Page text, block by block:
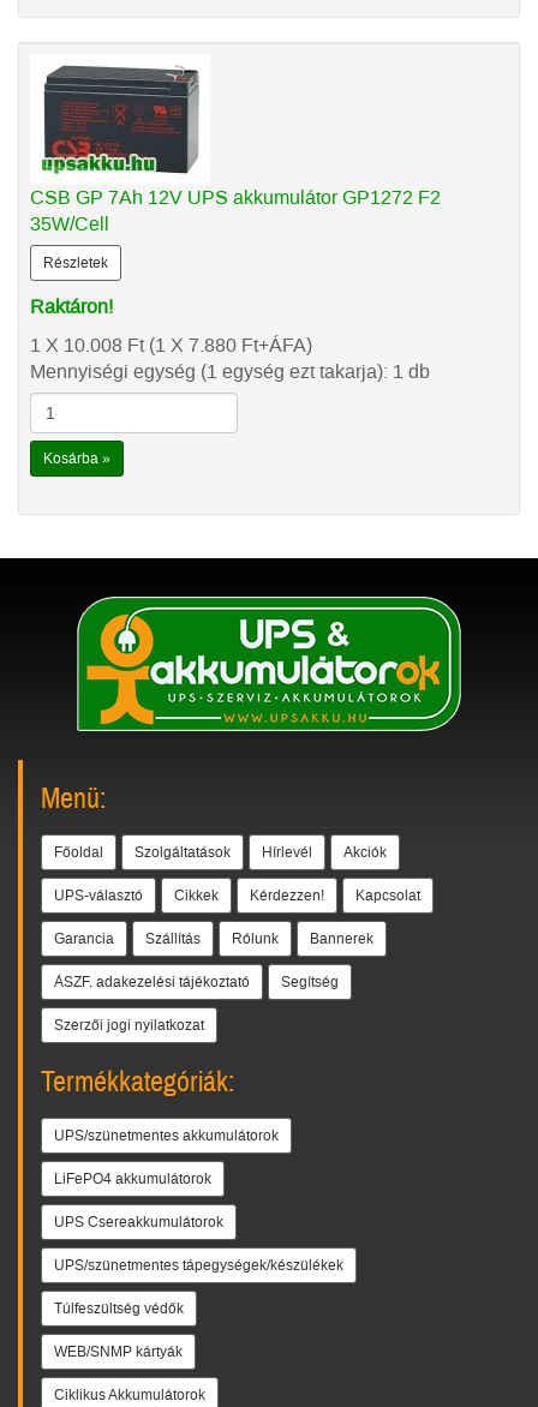
CSB GP 7Ah 12V UPS akkumulátor GP1272 F2
35W/Cell
Részletek
Raktáron!
1 X 10.008 Ft(1 X 7.880 Ft+ÁFA)
Mennyiségi egység (1 egység ezt takarja): 1 db
Kosárba »
Menü:
Főoldal Szolgáltatások Hírlevél Akciók
UPS-választó Cikkek Kérdezzen! Kapcsolat
Garancia Szállítás Rólunk Bannerek
ÁSZF, adakezelési tájékoztató Segítség
Szerzői jogi nyilatkozat
Termékkategóriák:
UPS/szünetmentes akkumulátorok
LiFePO4 akkumulátorok
UPS Csereakkumulátorok
UPS/szünetmentes tápegységek/készülékek
Túlfeszültség védők
WEB/SNMP kártyák
Ciklikus Akkumulátorok